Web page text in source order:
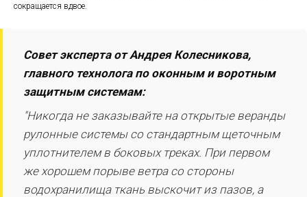
сокращается вдвое.
Совет эксперта от Андрея Колесникова,
главного технолога по оконным и воротным
защитным системам:
"Никогда не заказывайте на открытые веранды
рулонные системы со стандартным щеточным
уплотнителем в боковых треках. При первом
же хорошем порыве ветра со стороны
водохранилища ткань выскочит из пазов, а